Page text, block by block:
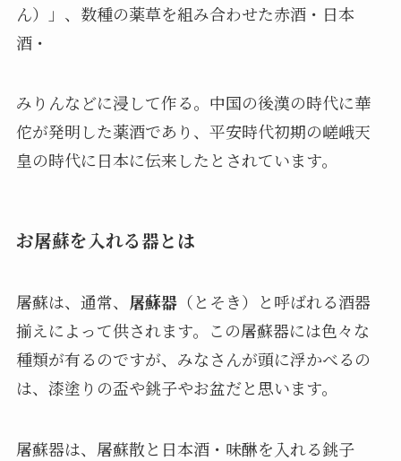
ん）」、数種の薬草を組み合わせた赤酒・日本
酒・
みりんなどに浸して作る。中国の後漢の時代に華
佗が発明した薬酒であり、平安時代初期の嵯峨天
皇の時代に日本に伝来したとされています。
お屠蘇を入れる器とは
屠蘇は、通常、 屠蘇器（とそき）と呼ばれる酒器
揃えによって供されます。この屠蘇器には色々な
種類が有るのですが、みなさんが頭に浮かべるの
は、漆塗りの盃や銚子やお盆だと思います。
屠蘇器は、屠蘇散と日本酒・味醂を入れる銚子